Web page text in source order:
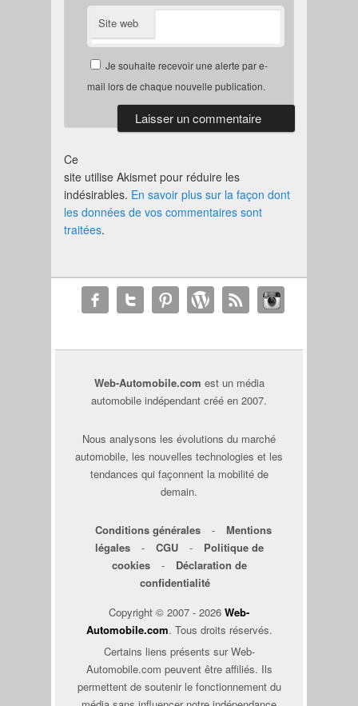
Site web
Je souhaite recevoir une alerte par e-
mail lors de chaque nouvelle publication.
Ce
site utilise Akismet pour réduire les
indésirables. En savoir plus sur la façon dont
les données de vos commentaires sont
traitées.
Web-Automobile.com est un média
automobile indépendant créé en 2007.
Nous analysons les évolutions du marché
automobile, les nouvelles technologies et les
tendances qui façonnent la mobilité de
demain.
Conditions générales -
Mentions
légales
- CGU -
Politique de
cookies
-
Déclaration de
confidentialité
Copyright © 2007 - 2026 Web-
Automobile.com. Tous droits réservés.
Certains liens présents sur Web-
Automobile.com peuvent être affiliés. Ils
permettent de soutenir le fonctionnement du